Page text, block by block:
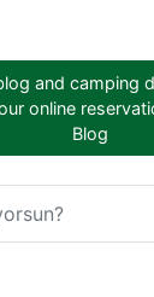
and camping
online
Blog